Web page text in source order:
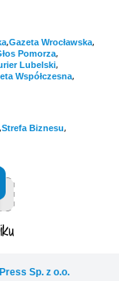
,Gazeta Wrocławska,
Pomorza,
Lubelski,
Współczesna,
,Strefa Biznesu,
Sp. z o.o.